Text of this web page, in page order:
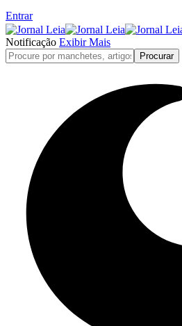
Entrar
Notificação Exibir Mais